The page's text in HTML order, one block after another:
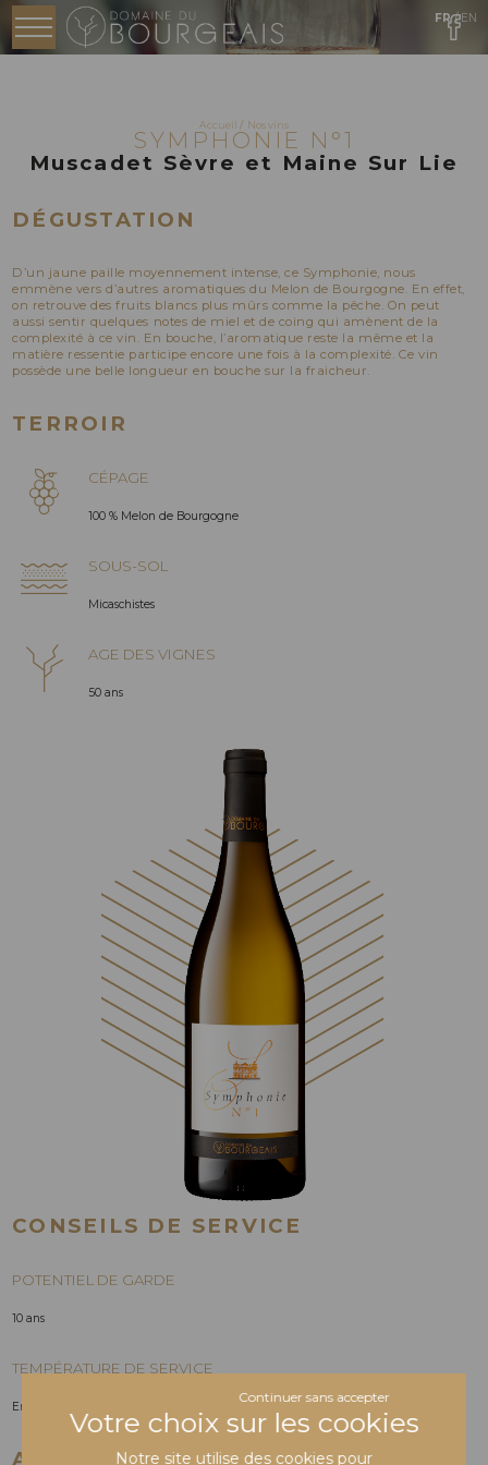
FR/EN
Menu
Accueil / Nos vins
SYMPHONIE N°1
Muscadet Sèvre et Maine Sur Lie
DÉGUSTATION
D’un jaune paille moyennement intense, ce Symphonie, nous
emmène vers d’autres aromatiques du Melon de Bourgogne. En effet,
on retrouve des fruits blancs plus mûrs comme la pêche. On peut
aussi sentir quelques notes de miel et de coing qui amènent de la
complexité à ce vin. En bouche, l’aromatique reste la même et la
matière ressentie participe encore une fois à la complexité. Ce vin
possède une belle longueur en bouche sur la fraicheur.
TERROIR
CÉPAGE
100 % Melon de Bourgogne
SOUS-SOL
Micaschistes
AGE DES VIGNES
50 ans
CONSEILS DE SERVICE
POTENTIEL DE GARDE
10 ans
TEMPÉRATURE DE SERVICE
Entre 10° et 12°
ACCORDS METS & VINS
Notre site utilise des cookies pour
Continuer sans accepter